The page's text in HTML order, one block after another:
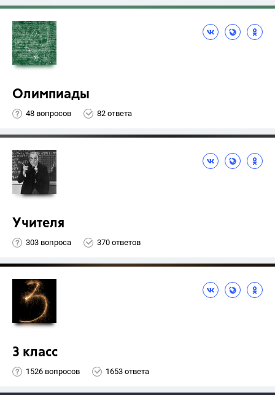
Олимпиады
48 вопросов 82 ответа
Учителя
303 вопроса 370 ответов
3 класс
1526 вопросов 1653 ответа